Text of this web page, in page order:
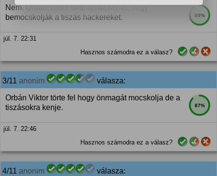
89%
Nem. Orbán Viktor törte fel az M1-et, hogy
bemocskolják a tiszás hackereket.
júl. 7. 22:31
Hasznos számodra ez a válasz?
3/11 anonim válasza:
87%
Orbán Viktor törte fel hogy önmagát mocskolja de a
tiszásokra kenje.
júl. 7. 22:46
Hasznos számodra ez a válasz?
4/11 anonim válasza: